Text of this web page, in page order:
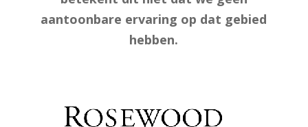
aantoonbare ervaring op dat gebied
hebben.